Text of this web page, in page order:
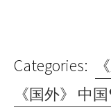
Categories:
《国外》 中